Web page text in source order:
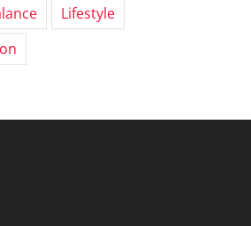
Lifestyle